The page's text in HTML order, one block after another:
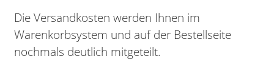
Die Versandkosten werden Ihnen im
Warenkorbsystem und auf der Bestellseite
nochmals deutlich mitgeteilt.